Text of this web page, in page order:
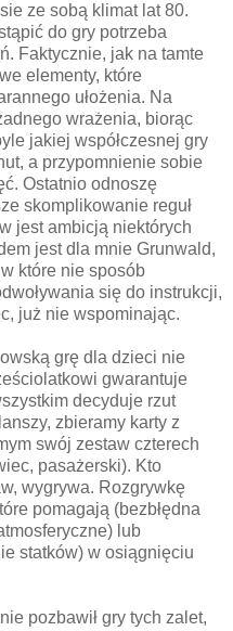
ze sobą klimat lat 80.
do gry potrzeba
Faktycznie, jak na tamte
elementy, które
ułożenia. Na
wrażenia, biorąc
jakiej współczesnej gry
a przypomnienie sobie
Ostatnio odnoszę
skomplikowanie reguł
jest ambicją niektórych
jest dla mnie Grunwald,
które nie sposób
się do instrukcji,
już nie wspominając.
grę dla dzieci nie
gwarantuje
decyduje rzut
zbieramy karty z
swój zestaw czterech
pasażerski). Kto
wygrywa. Rozgrywkę
pomagają (bezbłędna
lub
statków) w osiągnięciu
pozbawił gry tych zalet,